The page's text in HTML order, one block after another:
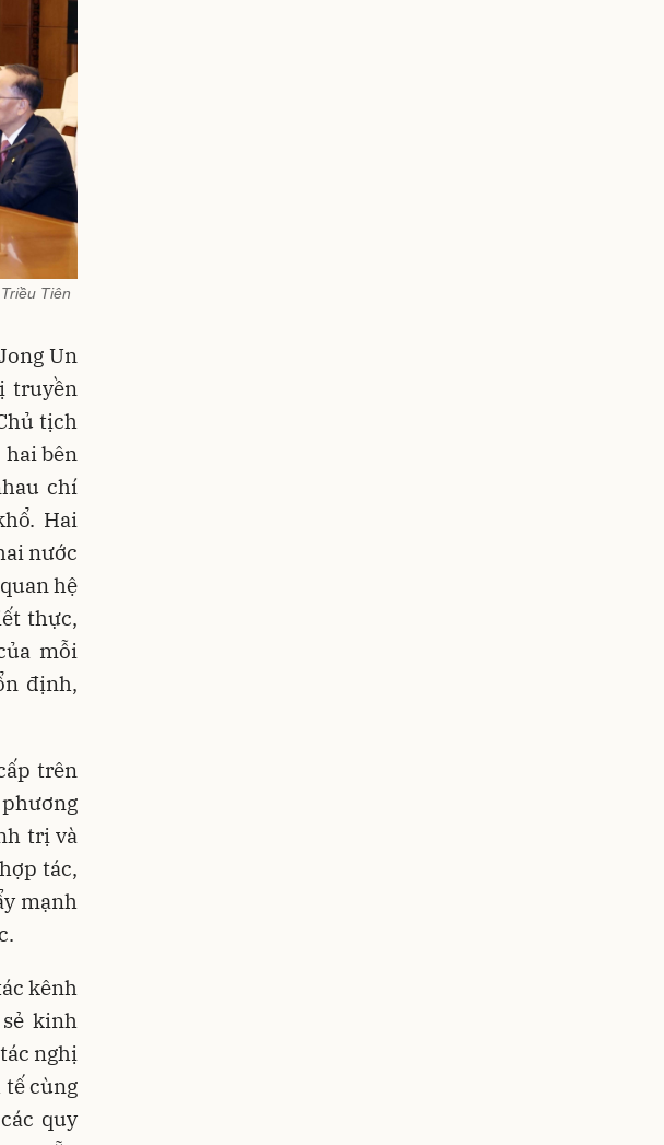
Tiên
Un
truyền
tịch
bên
chí
Hai
nước
hệ
thực,
mỗi
định,
trên
trị và
tác,
mạnh
kênh
kinh
nghị
tế cùng
quy